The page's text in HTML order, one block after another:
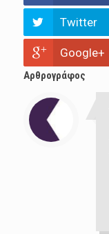
Twitter
Google+
Αρθρογράφος